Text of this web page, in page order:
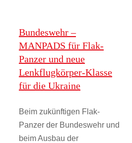
Bundeswehr –
MANPADS für Flak-
Panzer und neue
Lenkflugkörper-Klasse
für die Ukraine
Beim zukünftigen Flak-
Panzer der Bundeswehr und
beim Ausbau der